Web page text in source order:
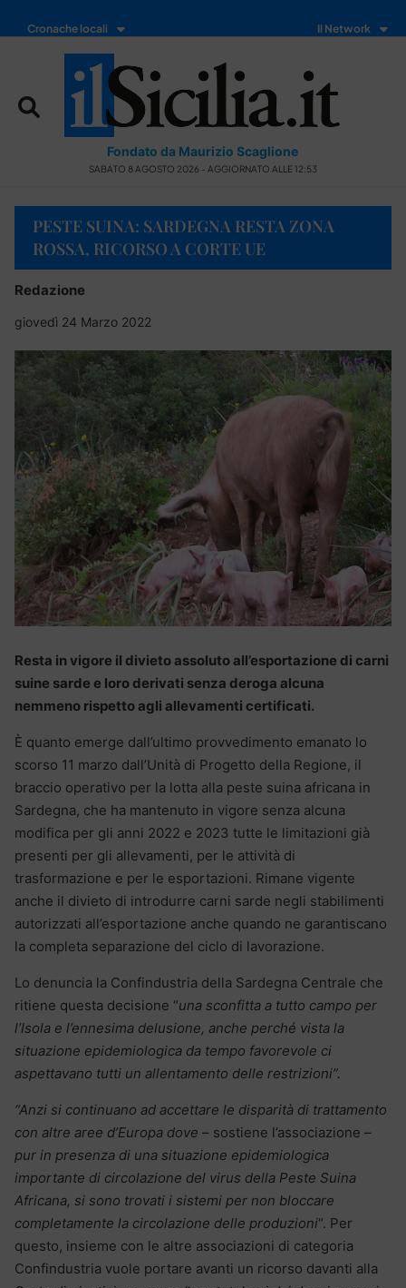
Cronache locali Il Network
Fondato da Maurizio Scaglione
SABATO 8 AGOSTO 2026 - AGGIORNATO ALLE 12:53
PESTE SUINA: SARDEGNA RESTA ZONA
ROSSA, RICORSO A CORTE UE
Redazione
giovedì 24 Marzo 2022
Resta in vigore il divieto assoluto all’esportazione di carni
suine sarde e loro derivati senza deroga alcuna
nemmeno rispetto agli allevamenti certificati.
È quanto emerge dall’ultimo provvedimento emanato lo
scorso 11 marzo dall’Unità di Progetto della Regione, il
braccio operativo per la lotta alla peste suina africana in
Sardegna, che ha mantenuto in vigore senza alcuna
modifica per gli anni 2022 e 2023 tutte le limitazioni già
presenti per gli allevamenti, per le attività di
trasformazione e per le esportazioni. Rimane vigente
anche il divieto di introdurre carni sarde negli stabilimenti
autorizzati all’esportazione anche quando ne garantiscano
la completa separazione del ciclo di lavorazione.
Lo denuncia la Confindustria della Sardegna Centrale che
ritiene questa decisione “una sconfitta a tutto campo per
l’Isola e l’ennesima delusione, anche perché vista la
situazione epidemiologica da tempo favorevole ci
aspettavano tutti un allentamento delle restrizioni”.
“Anzi si continuano ad accettare le disparità di trattamento
con altre aree d’Europa dove – sostiene l’associazione –
pur in presenza di una situazione epidemiologica
importante di circolazione del virus della Peste Suina
Africana, si sono trovati i sistemi per non bloccare
completamente la circolazione delle produzioni“. Per
questo, insieme con le altre associazioni di categoria
Confindustria vuole portare avanti un ricorso davanti alla